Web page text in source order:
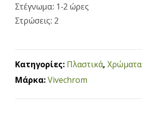
Στέγνωμα: 1-2 ώρες
Στρώσεις: 2
Κατηγορίες: Πλαστικά, Χρώματα
Μάρκα:Vivechrom